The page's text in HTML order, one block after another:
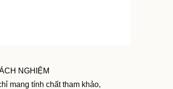
NGHIỆM
mang tính chất tham khảo,